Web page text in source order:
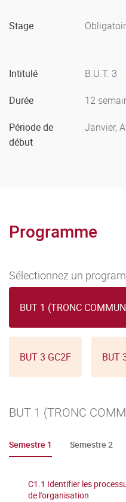
Stage
Intitulé B.U.T. 3
Durée 12
Période de
début
Janvier,
Programme
Sélectionnez un
BUT 1 (TRONC
BUT 3 GC2F BUT
BUT 1 (TRONC
Semestre 1 Semestre 2
C1.1 Identifier les
de l'organisation